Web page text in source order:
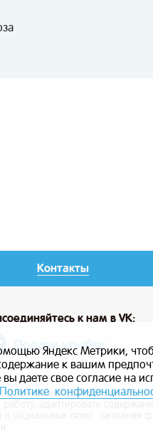
Контакты
к нам в VK:
Подари улыбку
данные с
работу, адаптировать
в социальных сетях. Заполняя
Яндекс Метрики,
содержание к вашим
даете свое согласие на
Политике